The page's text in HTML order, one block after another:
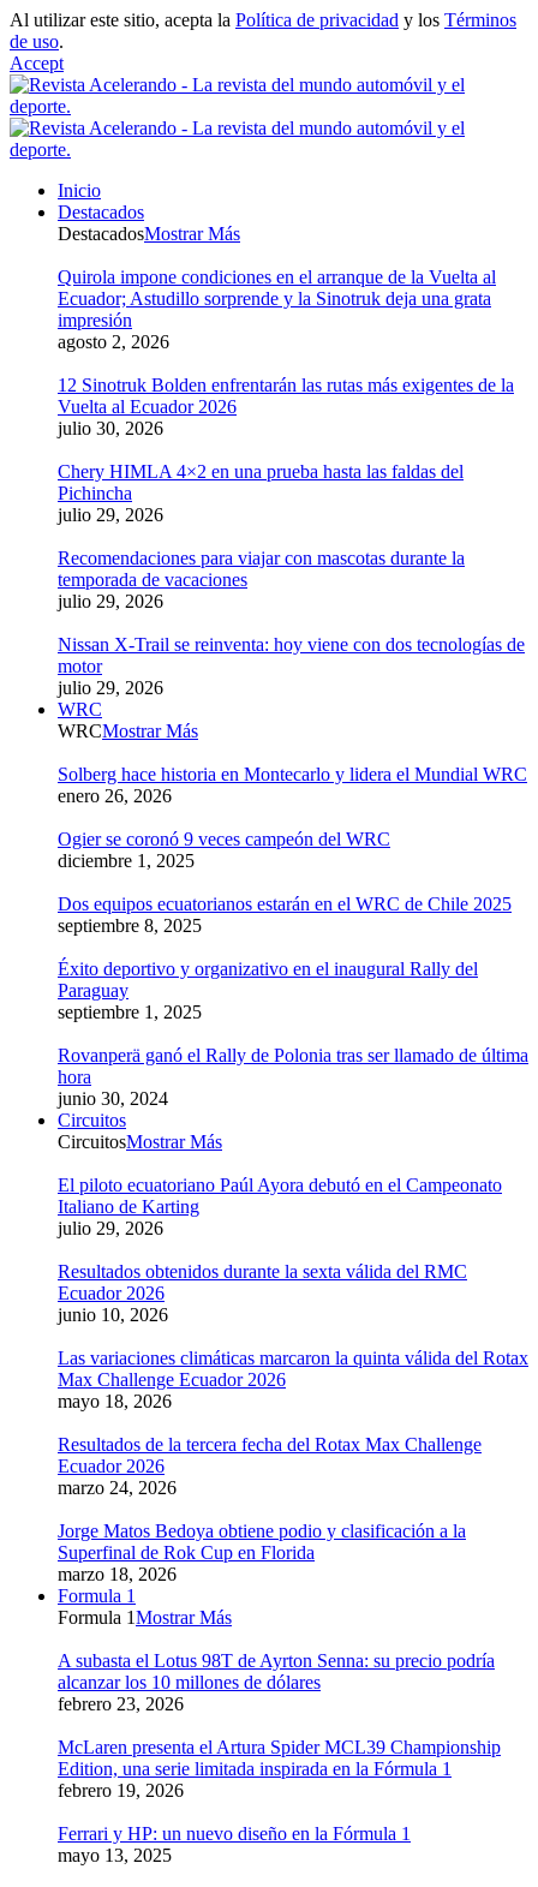
Al utilizar este sitio, acepta la Política de privacidad y los Términos
de uso.
Accept
Inicio
Destacados
DestacadosMostrar Más
Quirola impone condiciones en el arranque de la Vuelta al
Ecuador; Astudillo sorprende y la Sinotruk deja una grata
impresión
agosto 2, 2026
12 Sinotruk Bolden enfrentarán las rutas más exigentes de la
Vuelta al Ecuador 2026
julio 30, 2026
Chery HIMLA 4×2 en una prueba hasta las faldas del
Pichincha
julio 29, 2026
Recomendaciones para viajar con mascotas durante la
temporada de vacaciones
julio 29, 2026
Nissan X-Trail se reinventa: hoy viene con dos tecnologías de
motor
julio 29, 2026
WRC
WRCMostrar Más
Solberg hace historia en Montecarlo y lidera el Mundial WRC
enero 26, 2026
Ogier se coronó 9 veces campeón del WRC
diciembre 1, 2025
Dos equipos ecuatorianos estarán en el WRC de Chile 2025
septiembre 8, 2025
Éxito deportivo y organizativo en el inaugural Rally del
Paraguay
septiembre 1, 2025
Rovanperä ganó el Rally de Polonia tras ser llamado de última
hora
junio 30, 2024
Circuitos
CircuitosMostrar Más
El piloto ecuatoriano Paúl Ayora debutó en el Campeonato
Italiano de Karting
julio 29, 2026
Resultados obtenidos durante la sexta válida del RMC
Ecuador 2026
junio 10, 2026
Las variaciones climáticas marcaron la quinta válida del Rotax
Max Challenge Ecuador 2026
mayo 18, 2026
Resultados de la tercera fecha del Rotax Max Challenge
Ecuador 2026
marzo 24, 2026
Jorge Matos Bedoya obtiene podio y clasificación a la
Superfinal de Rok Cup en Florida
marzo 18, 2026
Formula 1
Formula 1Mostrar Más
A subasta el Lotus 98T de Ayrton Senna: su precio podría
alcanzar los 10 millones de dólares
febrero 23, 2026
McLaren presenta el Artura Spider MCL39 Championship
Edition, una serie limitada inspirada en la Fórmula 1
febrero 19, 2026
Ferrari y HP: un nuevo diseño en la Fórmula 1
mayo 13, 2025